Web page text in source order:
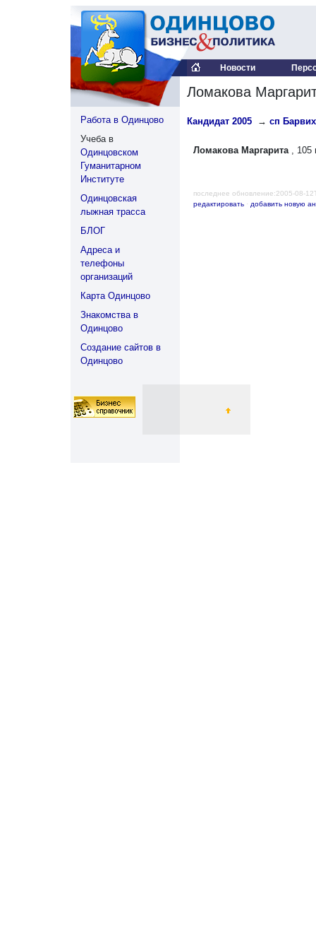
Новости
Работа в Одинцово
Учеба в
Одинцовском
Гуманитарном
Институте
Одинцовская
лыжная трасса
БЛОГ
Адреса и
телефоны
организаций
Карта Одинцово
Знакомства в
Одинцово
Создание сайтов в
Одинцово
Ломакова
Кандидат 2005 → сп
Ломакова Маргарита , 105
последнее обновление:2005-08-
редактировать · добавить новую